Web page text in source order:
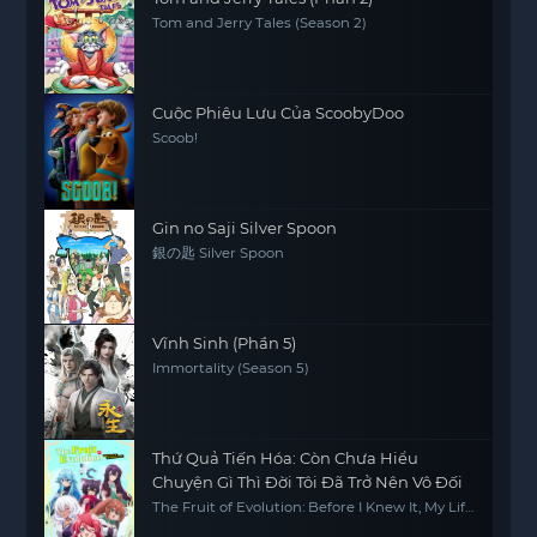
Tom and Jerry Tales (Season 2)
Cuộc Phiêu Lưu Của ScoobyDoo
Scoob!
Gin no Saji Silver Spoon
銀の匙 Silver Spoon
Vĩnh Sinh (Phần 5)
Immortality (Season 5)
Thứ Quả Tiến Hóa: Còn Chưa Hiểu
Chuyện Gì Thì Đời Tôi Đã Trở Nên Vô Đối
The Fruit of Evolution: Before I Knew It, My Life